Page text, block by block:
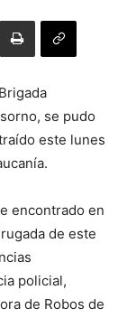
se pudo
este lunes
encontrado en
de este
policial,
de Robos de